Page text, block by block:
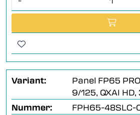
Variant:
Panel FP65
9/125, QXAI HD,
Nummer:
FPH65-48SLC-